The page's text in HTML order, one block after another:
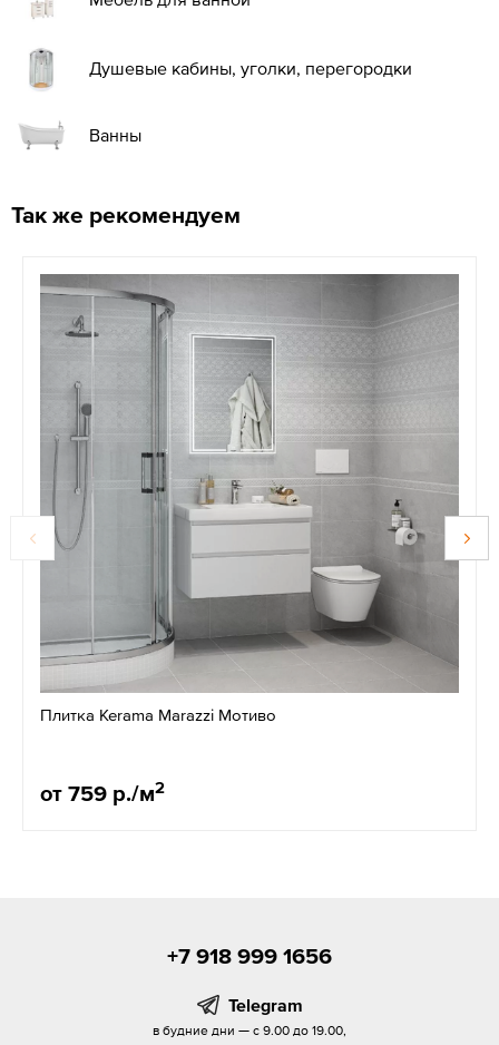
Душевые кабины, уголки, перегородки
Ванны
Так же рекомендуем
Плитка Kerama Marazzi Мотиво
от 759 р./м2
+7 918 999 1656
Telegram
в будние дни — с 9.00 до 19.00,